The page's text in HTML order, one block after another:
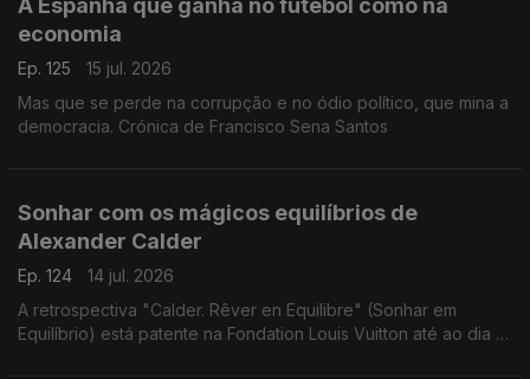
A Espanha que ganha no futebol como na
economia
Ep. 125
15 jul. 2026
Mas que se perde na corrupção e no ódio político, que mina a
democracia. Crónica de Francisco Sena Santos
Sonhar com os mágicos equilíbrios de
Alexander Calder
Ep. 124
14 jul. 2026
A retrospectiva "Calder. Rêver en Equilibre" (Sonhar em
Equilíbrio) está patente na Fondation Louis Vuitton até ao dia 16